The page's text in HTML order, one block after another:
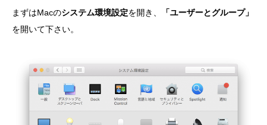
まずはMacのシステム環境設定を開き、
「ユーザーとグループ」
を開いて下さい。